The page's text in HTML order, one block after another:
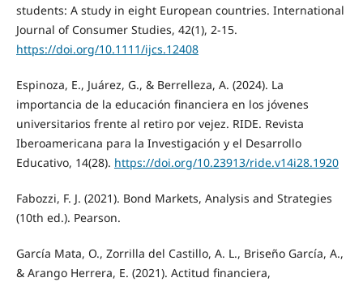
students: A study in eight European countries. International
Journal of Consumer Studies, 42(1), 2-15.
https://doi.org/10.1111/ijcs.12408
Espinoza, E., Juárez, G., & Berrelleza, A. (2024). La
importancia de la educación financiera en los jóvenes
universitarios frente al retiro por vejez. RIDE. Revista
Iberoamericana para la Investigación y el Desarrollo
Educativo, 14(28). https://doi.org/10.23913/ride.v14i28.1920
Fabozzi, F. J. (2021). Bond Markets, Analysis and Strategies
(10th ed.). Pearson.
García Mata, O., Zorrilla del Castillo, A. L., Briseño García, A.,
& Arango Herrera, E. (2021). Actitud financiera,